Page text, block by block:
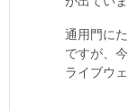
通用門に
ですが、
ライブウ